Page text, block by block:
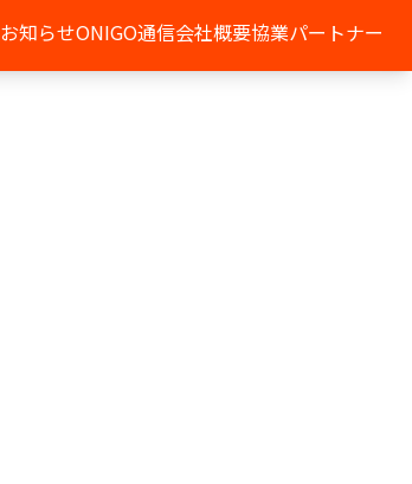
お知らせONIGO通信会社概要協業パートナー